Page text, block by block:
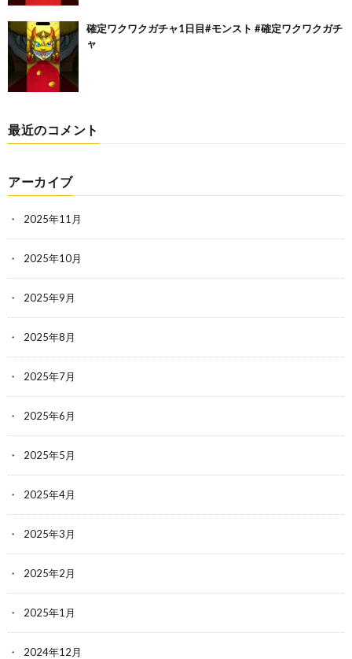
確定ワクワクガチャ1日目#モンスト #確定ワクワクガチ
ャ
最近のコメント
アーカイブ
2025年11月
2025年10月
2025年9月
2025年8月
2025年7月
2025年6月
2025年5月
2025年4月
2025年3月
2025年2月
2025年1月
2024年12月